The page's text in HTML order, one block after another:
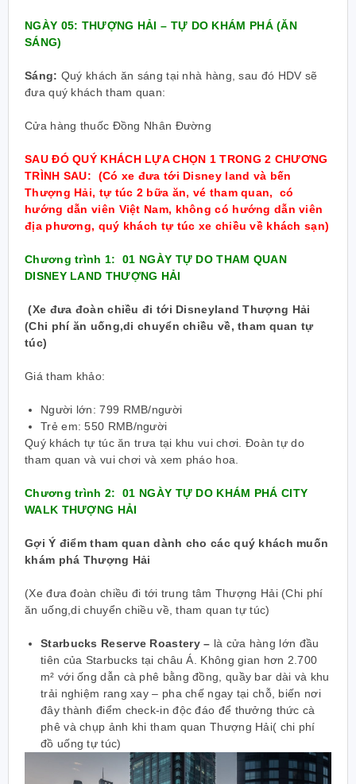
NGÀY 05: THƯỢNG HẢI – TỰ DO KHÁM PHÁ (ĂN
SÁNG)
Sáng: Quý khách ăn sáng tại nhà hàng, sau đó HDV sẽ
đưa quý khách tham quan:
Cửa hàng thuốc Đồng Nhân Đường
SAU ĐÓ QUÝ KHÁCH LỰA CHỌN 1 TRONG 2 CHƯƠNG
TRÌNH SAU: (Có xe đưa tới Disney land và bến
Thượng Hải, tự túc 2 bữa ăn, vé tham quan, có
hướng dẫn viên Việt Nam, không có hướng dẫn viên
địa phương, quý khách tự túc xe chiều về khách sạn)
Chương trình 1: 01 NGÀY TỰ DO THAM QUAN
DISNEY LAND THƯỢNG HẢI
(Xe đưa đoàn chiều đi tới Disneyland Thượng Hải
(Chi phí ăn uống,di chuyển chiều về, tham quan tự
túc)
Giá tham khảo:
Người lớn: 799 RMB/người
Trẻ em: 550 RMB/người
Quý khách tự túc ăn trưa tại khu vui chơi. Đoàn tự do
tham quan và vui chơi và xem pháo hoa.
Chương trình 2: 01 NGÀY TỰ DO KHÁM PHÁ CITY
WALK THƯỢNG HẢI
Gợi Ý điểm tham quan dành cho các quý khách muốn
khám phá Thượng Hải
(Xe đưa đoàn chiều đi tới trung tâm Thượng Hải (Chi phí
ăn uống,di chuyển chiều về, tham quan tự túc)
Starbucks Reserve Roastery– là cửa hàng lớn đầu
tiên của Starbucks tại châu Á. Không gian hơn 2.700
m² với ống dẫn cà phê bằng đồng, quầy bar dài và khu
trải nghiệm rang xay – pha chế ngay tại chỗ, biến nơi
đây thành điểm check-in độc đáo để thưởng thức cà
phê và chụp ảnh khi tham quan Thượng Hải( chi phí
đồ uống tự túc)